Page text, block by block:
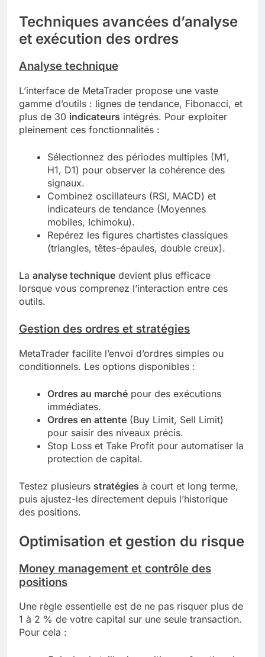
Techniques avancées d’analyse
et exécution des ordres
Analyse technique
L’interface de MetaTrader propose une vaste
gamme d’outils : lignes de tendance, Fibonacci, et
plus de 30 indicateurs intégrés. Pour exploiter
pleinement ces fonctionnalités :
Sélectionnez des périodes multiples (M1,
H1, D1) pour observer la cohérence des
signaux.
Combinez oscillateurs (RSI, MACD) et
indicateurs de tendance (Moyennes
mobiles, Ichimoku).
Repérez les figures chartistes classiques
(triangles, têtes-épaules, double creux).
La analyse technique devient plus efficace
lorsque vous comprenez l’interaction entre ces
outils.
Gestion des ordres et stratégies
MetaTrader facilite l’envoi d’ordres simples ou
conditionnels. Les options disponibles :
Ordres au marché pour des exécutions
immédiates.
Ordres en attente (Buy Limit, Sell Limit)
pour saisir des niveaux précis.
Stop Loss et Take Profit pour automatiser la
protection de capital.
Testez plusieurs stratégies à court et long terme,
puis ajustez-les directement depuis l’historique
des positions.
Optimisation et gestion du risque
Money management et contrôle des
positions
Une règle essentielle est de ne pas risquer plus de
1 à 2 % de votre capital sur une seule transaction.
Pour cela :